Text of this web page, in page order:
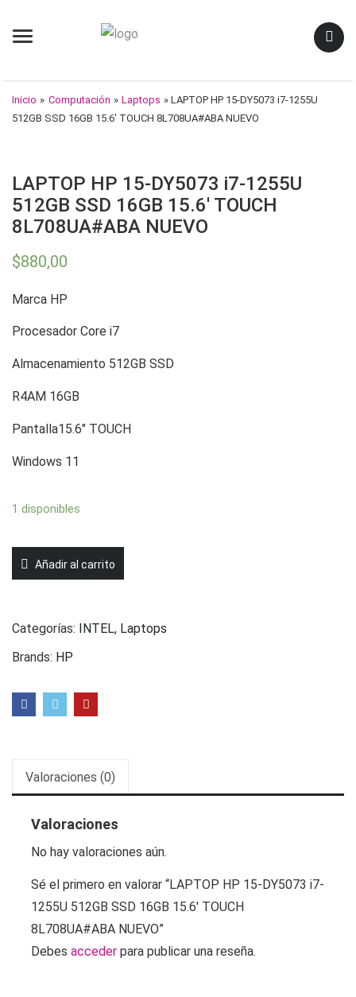
Menu
Inicio » Computación » Laptops » LAPTOP HP 15-DY5073 i7-1255U
512GB SSD 16GB 15.6′ TOUCH 8L708UA#ABA NUEVO
LAPTOP HP 15-DY5073 i7-1255U
512GB SSD 16GB 15.6′ TOUCH
8L708UA#ABA NUEVO
$880,00
Marca HP
Procesador Core i7
Almacenamiento 512GB SSD
R4AM 16GB
Pantalla15.6″ TOUCH
Windows 11
1 disponibles
LAPTOP
HP
DY5073
512GB
SSD
TOUCH
NUEVO
cantidad
Añadir al carrito
Categorías: INTEL, Laptops
Brands: HP
Valoraciones (0)
Valoraciones
No hay valoraciones aún.
Sé el primero en valorar “LAPTOP HP 15-DY5073 i7-
1255U 512GB SSD 16GB 15.6′ TOUCH
8L708UA#ABA NUEVO”
Debes acceder para publicar una reseña.